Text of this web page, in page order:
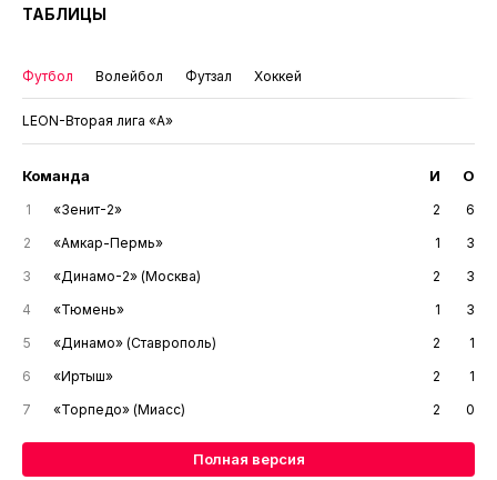
ТАБЛИЦЫ
Футбол Волейбол Футзал Хоккей
LEON-Вторая лига «А»
Команда И О
1 «Зенит-2» 2
6
2
«Амкар-Пермь» 1
3
3
«Динамо-2» (Москва) 2
3
4
«Тюмень» 1
3
5
«Динамо» (Ставрополь) 2
1
6
«Иртыш» 2
1
7
«Торпедо» (Миасс) 2 0
Полная версия